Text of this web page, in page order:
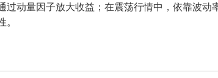
动量因子放大收益；在震荡行情中，依靠波